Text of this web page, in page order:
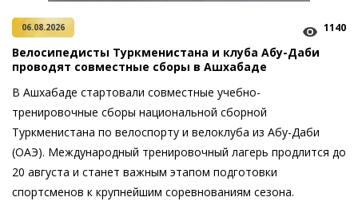
06.08.2026 1140
Велосипедисты Туркменистана и клуба Абу-Даби
проводят совместные сборы в Ашхабаде
В Ашхабаде стартовали совместные учебно-
тренировочные сборы национальной сборной
Туркменистана по велоспорту и велоклуба из Абу-Даби
(ОАЭ). Международный тренировочный лагерь продлится до
20 августа и станет важным этапом подготовки
спортсменов к крупнейшим соревнованиям сезона.